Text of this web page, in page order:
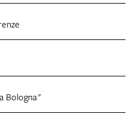
Bologna"